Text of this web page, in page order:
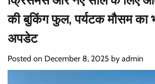
की बुकिंग फुल, पर्यटक मौसम का
अपडेट
Posted on December 8, 2025 by admin